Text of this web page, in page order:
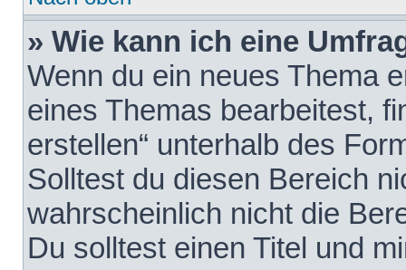
» Wie kann ich eine
Wenn du ein neues Thema
eines Themas bearbeitest,
erstellen“ unterhalb des
Solltest du diesen Bereich
wahrscheinlich nicht die
Du solltest einen Titel und